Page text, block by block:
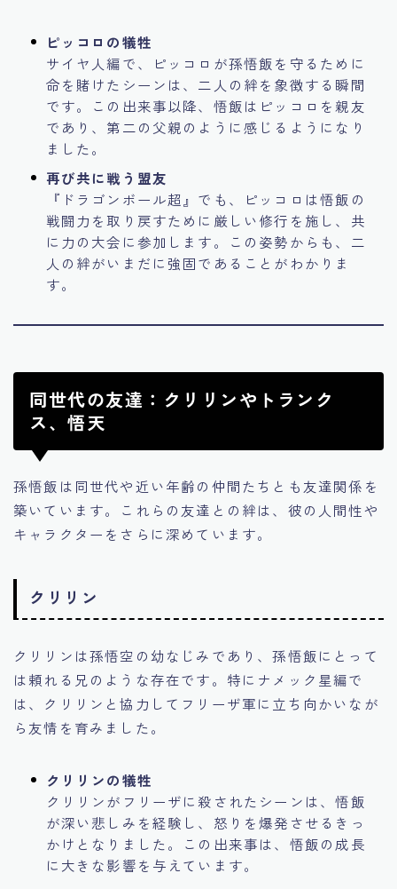
ピッコロの犠牲
サイヤ人編で、ピッコロが孫悟飯を守るために
命を賭けたシーンは、二人の絆を象徴する瞬間
です。この出来事以降、悟飯はピッコロを親友
であり、第二の父親のように感じるようになり
ました。
再び共に戦う盟友
『ドラゴンボール超』でも、ピッコロは悟飯の
戦闘力を取り戻すために厳しい修行を施し、共
に力の大会に参加します。この姿勢からも、二
人の絆がいまだに強固であることがわかりま
す。
同世代の友達：クリリンやトランク
ス、悟天
孫悟飯は同世代や近い年齢の仲間たちとも友達関係を
築いています。これらの友達との絆は、彼の人間性や
キャラクターをさらに深めています。
クリリン
クリリンは孫悟空の幼なじみであり、孫悟飯にとって
は頼れる兄のような存在です。特にナメック星編で
は、クリリンと協力してフリーザ軍に立ち向かいなが
ら友情を育みました。
クリリンの犠牲
クリリンがフリーザに殺されたシーンは、悟飯
が深い悲しみを経験し、怒りを爆発させるきっ
かけとなりました。この出来事は、悟飯の成長
に大きな影響を与えています。